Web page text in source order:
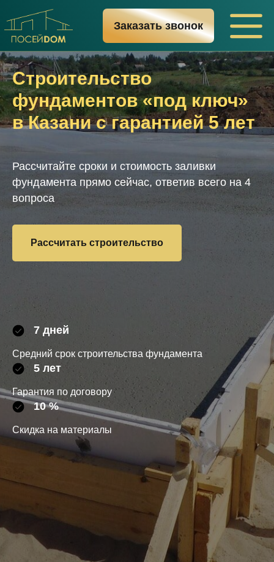
Заказать звонок
Строительство
фундаментов «под ключ»
в Казани с гарантией 5 лет
Рассчитайте сроки и стоимость заливки
фундамента прямо сейчас, ответив всего на 4
вопроса
Рассчитать строительство
7 дней
Средний срок строительства фундамента
5 лет
Гарантия по договору
10 %
Скидка на материалы